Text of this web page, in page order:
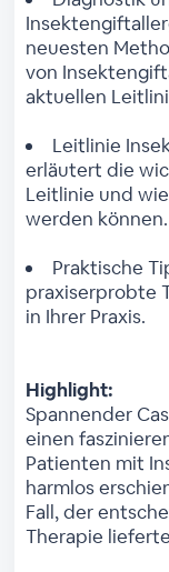
neuesten
von
aktuellen
Leitlinie
erläutert die
Leitlinie und
werden können.
Praktische
praxiserprobte
in Ihrer Praxis.
Highlight:
Spannender
einen
Patienten mit
harmlos
Fall, der
Therapie